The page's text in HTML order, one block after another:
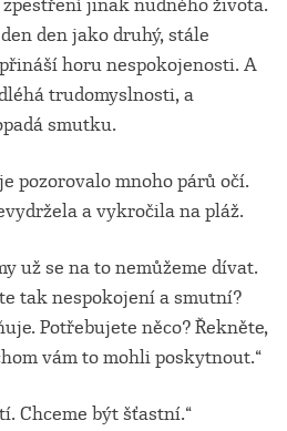
jinak nudného života.
den jako druhý, stále
horu nespokojenosti. A
trudomyslnosti, a
smutku.
pozorovalo mnoho párů očí.
a vykročila na pláž.
už se na to nemůžeme dívat.
tak nespokojení a smutní?
Potřebujete něco? Řekněte,
vám to mohli poskytnout.“
Chceme být šťastní.“